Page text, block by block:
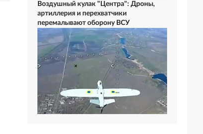
Воздушный кулак "Центра": Дроны,
артиллерия и перехватчики
перемалывают оборону ВСУ